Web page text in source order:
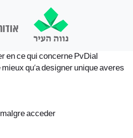
en ce qui concerne PvDial
qu’a designer unique averes
acceder